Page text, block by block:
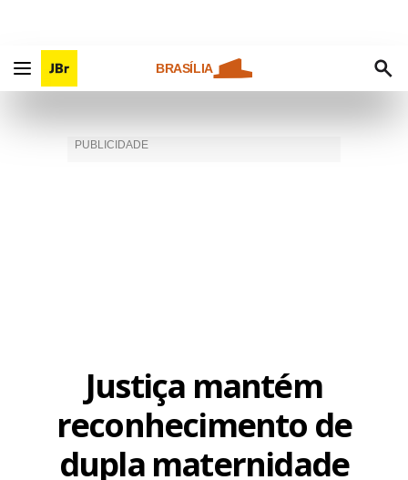
BRASÍLIA
Justiça mantém
reconhecimento de
dupla maternidade